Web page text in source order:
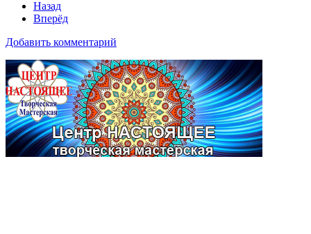
Назад
Вперёд
Добавить комментарий